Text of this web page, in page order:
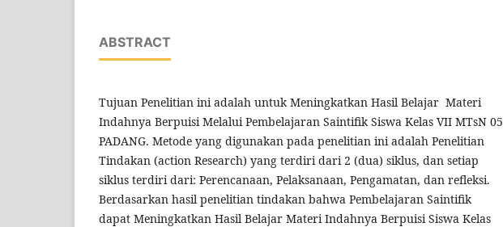
ABSTRACT
Tujuan Penelitian ini adalah untuk Meningkatkan Hasil Belajar Materi
Indahnya Berpuisi Melalui Pembelajaran Saintifik Siswa Kelas VII MTsN 05
PADANG. Metode yang digunakan pada penelitian ini adalah Penelitian
Tindakan (action Research) yang terdiri dari 2 (dua) siklus, dan setiap
siklus terdiri dari: Perencanaan, Pelaksanaan, Pengamatan, dan refleksi.
Berdasarkan hasil penelitian tindakan bahwa Pembelajaran Saintifik
dapat Meningkatkan Hasil Belajar Materi Indahnya Berpuisi Siswa Kelas